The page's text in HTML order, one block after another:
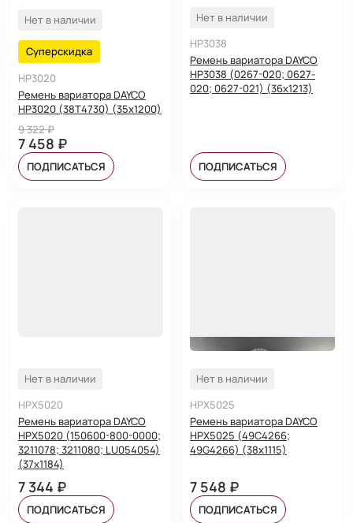
Нет в наличии
Суперскидка
HP3020
Ремень вариатора DAYCO
HP3020 (38T4730) (35x1200)
9 322 ₽
7 458 ₽
ПОДПИСАТЬСЯ
Нет в наличии
HP3038
Ремень вариатора DAYCO
HP3038 (0267-020; 0627-
020; 0627-021) (36х1213)
ПОДПИСАТЬСЯ
Нет в наличии
HPX5020
Ремень вариатора DAYCO
HPX5020 (150600-800-0000;
3211078; 3211080; LU054054)
(37x1184)
7 344 ₽
ПОДПИСАТЬСЯ
Нет в наличии
HPX5025
Ремень вариатора DAYCO
HPX5025 (49C4266;
49G4266) (38x1115)
7 548 ₽
ПОДПИСАТЬСЯ